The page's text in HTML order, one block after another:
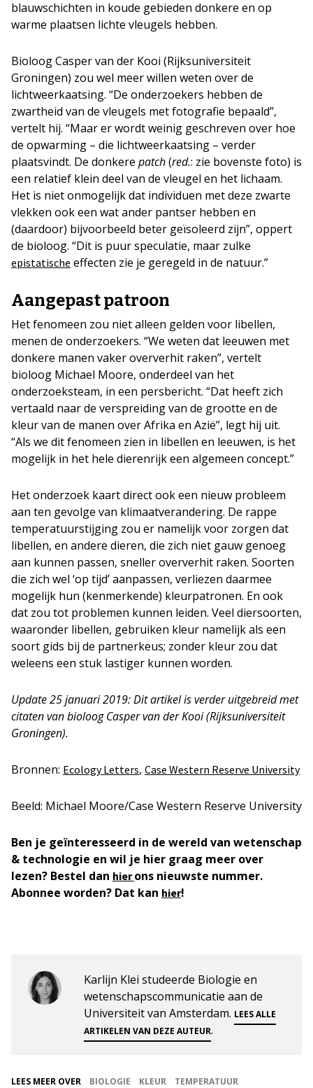
blauwschichten in koude gebieden donkere en op
warme plaatsen lichte vleugels hebben.
Bioloog Casper van der Kooi (Rijksuniversiteit
Groningen) zou wel meer willen weten over de
lichtweerkaatsing. “De onderzoekers hebben de
zwartheid van de vleugels met fotografie bepaald”,
vertelt hij. “Maar er wordt weinig geschreven over hoe
de opwarming – die lichtweerkaatsing – verder
plaatsvindt. De donkere patch(red.: zie bovenste foto) is
een relatief klein deel van de vleugel en het lichaam.
Het is niet onmogelijk dat individuen met deze zwarte
vlekken ook een wat ander pantser hebben en
(daardoor) bijvoorbeeld beter geïsoleerd zijn”, oppert
de bioloog. “Dit is puur speculatie, maar zulke
epistatische effecten zie je geregeld in de natuur.”
Aangepast patroon
Het fenomeen zou niet alleen gelden voor libellen,
menen de onderzoekers. “We weten dat leeuwen met
donkere manen vaker oververhit raken”, vertelt
bioloog Michael Moore, onderdeel van het
onderzoeksteam, in een persbericht. “Dat heeft zich
vertaald naar de verspreiding van de grootte en de
kleur van de manen over Afrika en Azië”, legt hij uit.
“Als we dit fenomeen zien in libellen en leeuwen, is het
mogelijk in het hele dierenrijk een algemeen concept.”
Het onderzoek kaart direct ook een nieuw probleem
aan ten gevolge van klimaatverandering. De rappe
temperatuurstijging zou er namelijk voor zorgen dat
libellen, en andere dieren, die zich niet gauw genoeg
aan kunnen passen, sneller oververhit raken. Soorten
die zich wel ‘op tijd’ aanpassen, verliezen daarmee
mogelijk hun (kenmerkende) kleurpatronen. En ook
dat zou tot problemen kunnen leiden. Veel diersoorten,
waaronder libellen, gebruiken kleur namelijk als een
soort gids bij de partnerkeus; zonder kleur zou dat
weleens een stuk lastiger kunnen worden.
Update 25 januari 2019: Dit artikel is verder uitgebreid met
citaten van bioloog Casper van der Kooi (Rijksuniversiteit
Groningen).
Bronnen: Ecology Letters, Case Western Reserve University
Beeld: Michael Moore/Case Western Reserve University
Ben je geïnteresseerd in de wereld van wetenschap
& technologie en wil je hier graag meer over
lezen? Bestel dan hierons nieuwste nummer.
Abonnee worden? Dat kan hier!
Karlijn Klei studeerde Biologie en
wetenschapscommunicatie aan de
Universiteit van Amsterdam. LEES ALLE
ARTIKELEN VAN DEZE AUTEUR.
LEES MEER OVER BIOLOGIE KLEUR
TEMPERATUUR